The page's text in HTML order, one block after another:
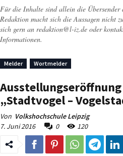
Für die Inhalte sind allein die
Redaktion macht sich die Aussagen nicht
sich gern an redaktion@l-iz.de oder
Informationen.
Melder Wortmelder
„Stadtvogel –
Von Volkshochschule Leipzig
7. Juni 2016
0 120